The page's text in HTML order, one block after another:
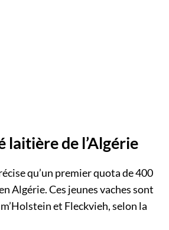
laitière de l’Algérie
qu’un premier quota de 400
Algérie. Ces jeunes vaches sont
et Fleckvieh, selon la